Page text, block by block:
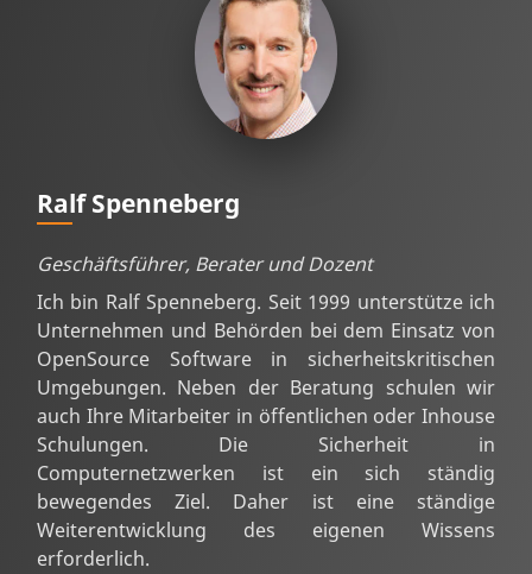
Ralf Spenneberg
Geschäftsführer, Berater und Dozent
Ich bin Ralf Spenneberg. Seit 1999 unterstütze ich
Unternehmen und Behörden bei dem Einsatz von
OpenSource Software in sicherheitskritischen
Umgebungen. Neben der Beratung schulen wir
auch Ihre Mitarbeiter in öffentlichen oder Inhouse
Schulungen. Die Sicherheit in
Computernetzwerken ist ein sich ständig
bewegendes Ziel. Daher ist eine ständige
Weiterentwicklung des eigenen Wissens
erforderlich.